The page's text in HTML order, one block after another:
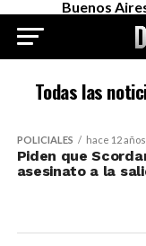
Buenos
Todas las
POLICIALES hace 12 años
Piden que
asesinato a la